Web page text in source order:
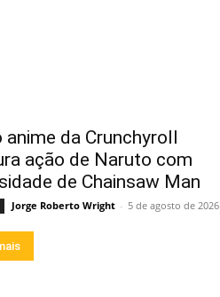
anime da Crunchyroll
ação de Naruto com
de Chainsaw Man
Jorge Roberto Wright - 5 de agosto de 2026